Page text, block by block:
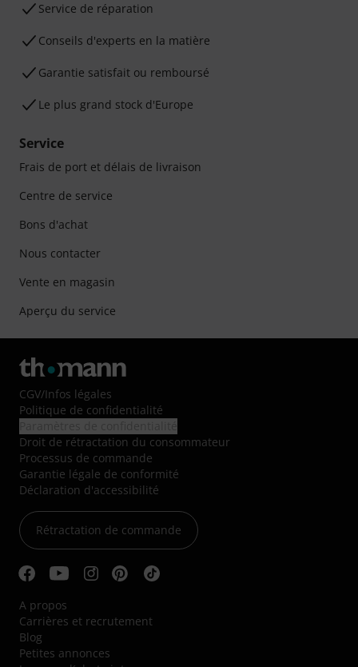
Service de réparation
Conseils d'experts en la matière
Garantie satisfait ou remboursé
Le plus grand stock d'Europe
Service
Frais de port et délais de livraison
Centre de service
Bons d'achat
Nous contacter
Vente en magasin
Aperçu du service
CGV/Infos légales
Politique de confidentialité
Droit de rétractation du consommateur
Processus de commande
Garantie légale de conformité
Déclaration d'accessibilité
Rétractation de commande
A propos
Carrières et recrutement
Blog
Petites annonces